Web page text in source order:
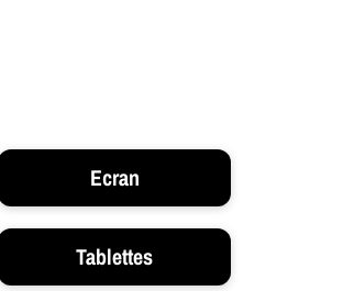
Ecran
Tablettes